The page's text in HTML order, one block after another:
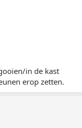
in de kast
erop zetten.